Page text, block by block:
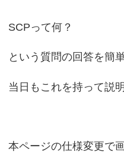
SCPって何？
という質問の回答を簡
当日もこれを持って説
本ページの仕様変更で